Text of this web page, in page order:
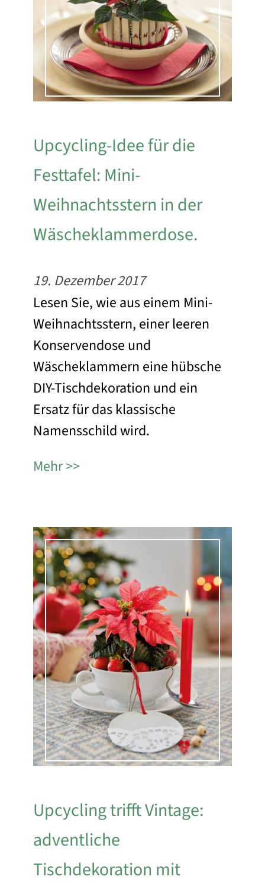
Upcycling-Idee für die
Festtafel: Mini-
Weihnachtsstern in der
Wäscheklammerdose.
19. Dezember 2017
Lesen Sie, wie aus einem Mini-
Weihnachtsstern, einer leeren
Konservendose und
Wäscheklammern eine hübsche
DIY-Tischdekoration und ein
Ersatz für das klassische
Namensschild wird.
Mehr
Upcycling trifft Vintage:
adventliche
Tischdekoration mit